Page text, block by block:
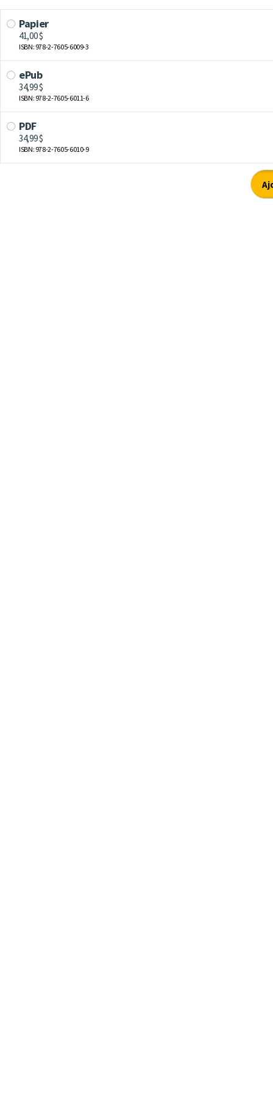
Papier
41,00 $
ISBN: 978-2-7605-6009-3
ePub
34,99 $
ISBN: 978-2-7605-6011-6
PDF
34,99 $
ISBN: 978-2-7605-6010-9